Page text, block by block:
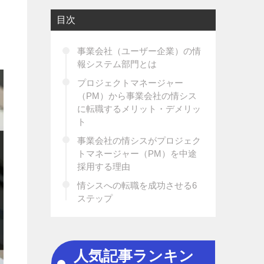
目次
事業会社（ユーザー企業）の情
報システム部門とは
プロジェクトマネージャー
（PM）から事業会社の情シス
に転職するメリット・デメリッ
ト
事業会社の情シスがプロジェク
トマネージャー（PM）を中途
採用する理由
情シスへの転職を成功させる6
ステップ
人気記事ランキン